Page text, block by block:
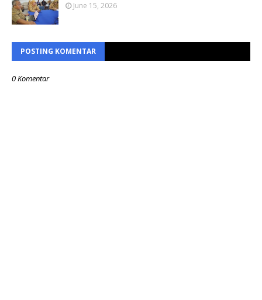
June 15, 2026
POSTING KOMENTAR
0 Komentar